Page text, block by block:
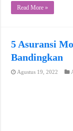
Read More »
5 Asuransi
Bandingkan
Agustus 19, 2022